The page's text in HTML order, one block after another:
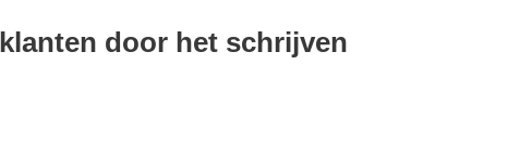
door het schrijven